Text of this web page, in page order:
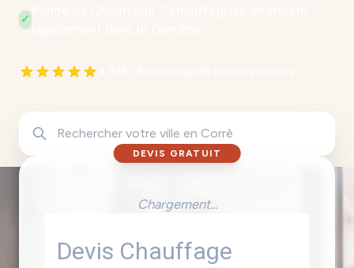
✓
DEVIS GRATUIT
Chargement...
Devis Chauffage